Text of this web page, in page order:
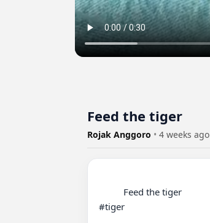
Feed the tiger
Rojak Anggoro • 4 weeks ago
#tiger